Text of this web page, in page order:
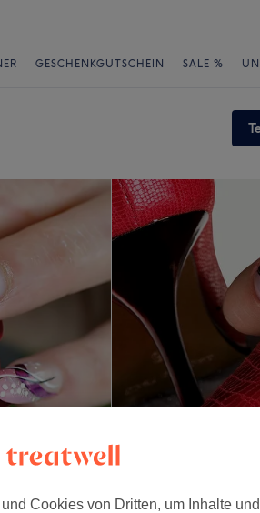
GESCHENKGUTSCHEIN SALE %
Cookies von Dritten, um Inhalte